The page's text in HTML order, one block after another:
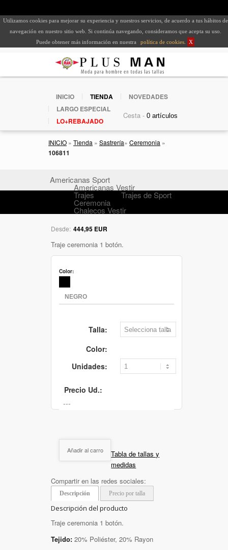
Utilizamos cookies para mejorar su experiencia y nuestros servicios, de acuerdo a tus hábitos de
navegación en nuestro sitio web. Si continúa navegando, consideramos que acepta su uso.
Puede obtener más información en nuestra
política de cookies X
INICIO TIENDA
NOVEDADES
LARGO ESPECIAL
LO+REBAJADO
Cesta -
INICIO » Tienda » Sastrería» Ceremonia »
106811
Americanas Sport
Americanas Vestir
Trajes Trajes de Sport
Ceremonia
Chalecos Vestir
Desde: 444,95 EUR
Traje ceremonia 1 botón.
Color:
Talla:
Color:
Unidades:
Precio Ud.:
Añadir al carro
Tabla de tallas y
medidas
Compartir en las redes sociales:
Descripción Precio por talla
Descripción del producto
Traje ceremonia 1 botón.
Tejido: 20% Poliéster, 20% Rayon